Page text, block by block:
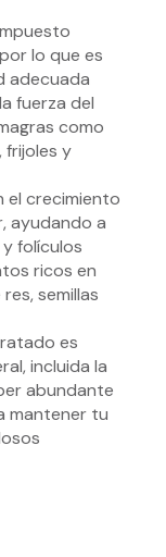
lo que es
adecuada
fuerza del
como
frijoles y
el crecimiento
ayudando a
folículos
ricos en
semillas
es
incluida la
abundante
mantener tu